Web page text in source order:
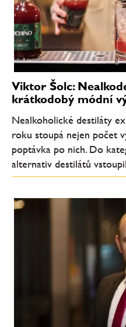
Viktor Šolc:
krátkodobý módní
Nealkoholické destiláty
roku stoupá nejen počet
poptávka po nich. Do
alternativ destilátů